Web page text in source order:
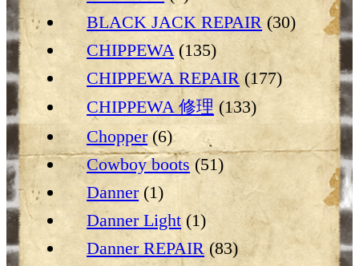
BLACK JACK REPAIR (30)
CHIPPEWA (135)
CHIPPEWA REPAIR(177)
CHIPPEWA 修理 (133)
Chopper(6)
Cowboy boots (51)
Danner(1)
Danner Light (1)
Danner REPAIR (83)